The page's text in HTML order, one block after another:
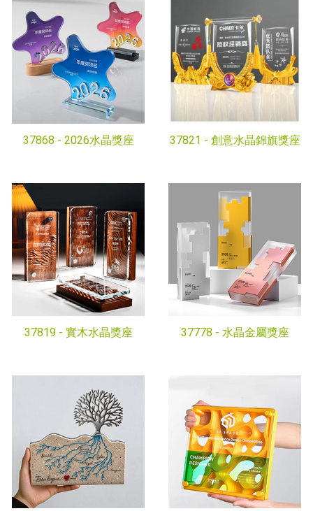
37868 - 2026水晶獎座 37821 - 創意水晶錦旗獎座
37819 - 實木水晶獎座 37778 - 水晶金屬獎座